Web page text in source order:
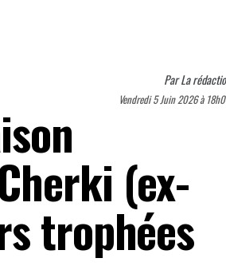
ParLa
Vendredi 5 Juin 2026 à
(ex-
trophées